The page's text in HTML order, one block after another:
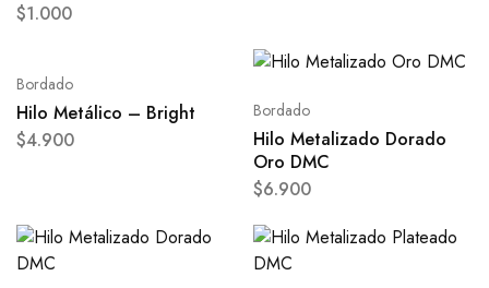
$1.000
Bordado
Hilo Metálico – Bright
$4.900
Bordado
Hilo Metalizado Dorado
Oro DMC
$6.900